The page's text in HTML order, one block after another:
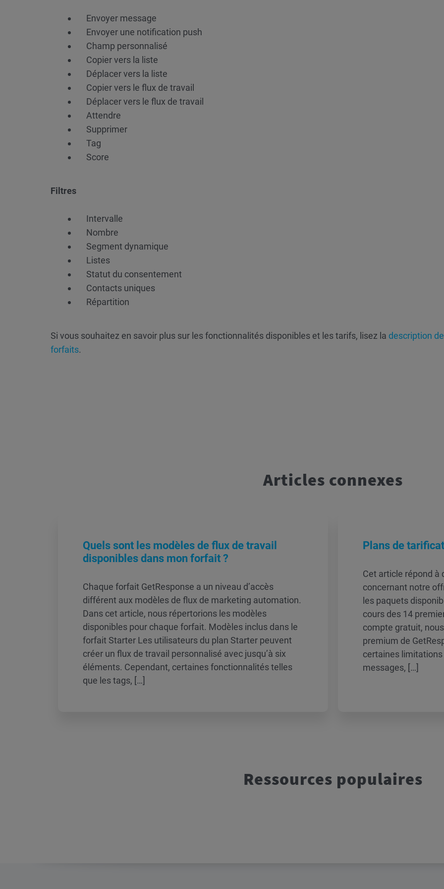
Envoyer message
Envoyer une notification push
Champ personnalisé
Copier vers la liste
Déplacer vers la liste
Copier vers le flux de travail
Déplacer vers le flux de travail
Attendre
Supprimer
Tag
Score
Filtres
Intervalle
Nombre
Segment dynamique
Listes
Statut du consentement
Contacts uniques
Répartition
Si vous souhaitez en savoir plus sur les fonctionnalités disponibles et les tarifs, lisez la description
forfaits.
Articles connexes
Quels sont les modèles de flux de travail
disponibles dans mon forfait ?
Chaque forfait GetResponse a un niveau d’accès
différent aux modèles de flux de marketing automation.
Dans cet article, nous répertorions les modèles
disponibles pour chaque forfait. Modèles inclus dans le
forfait Starter Les utilisateurs du plan Starter peuvent
créer un flux de travail personnalisé avec jusqu’à six
éléments. Cependant, certaines fonctionnalités telles
que les tags, […]
Plans de
Cet article répond à
concernant notre
les paquets
cours des 14
compte gratuit,
premium de
certaines
messages, […]
Ressources populaires